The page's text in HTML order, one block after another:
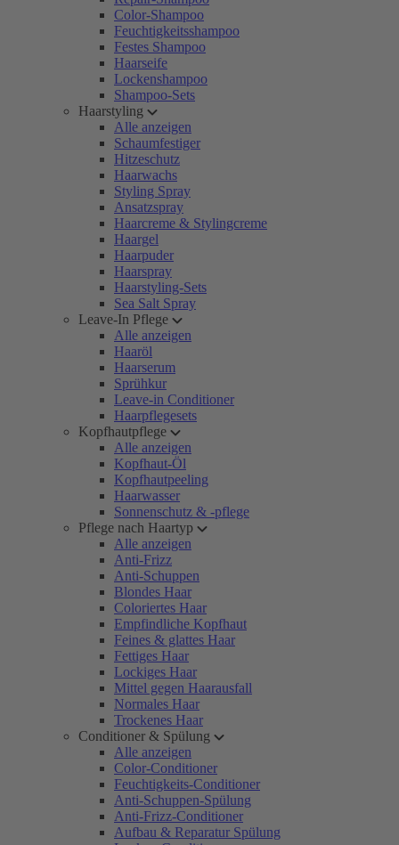
Color-Shampoo
Feuchtigkeitsshampoo
Festes Shampoo
Haarseife
Lockenshampoo
Shampoo-Sets
Haarstyling
Alle anzeigen
Schaumfestiger
Hitzeschutz
Haarwachs
Styling Spray
Ansatzspray
Haarcreme & Stylingcreme
Haargel
Haarpuder
Haarspray
Haarstyling-Sets
Sea Salt Spray
Leave-In Pflege
Alle anzeigen
Haaröl
Haarserum
Sprühkur
Leave-in Conditioner
Haarpflegesets
Kopfhautpflege
Alle anzeigen
Kopfhaut-Öl
Kopfhautpeeling
Haarwasser
Sonnenschutz & -pflege
Pflege nach Haartyp
Alle anzeigen
Anti-Frizz
Anti-Schuppen
Blondes Haar
Coloriertes Haar
Empfindliche Kopfhaut
Feines & glattes Haar
Fettiges Haar
Lockiges Haar
Mittel gegen Haarausfall
Normales Haar
Trockenes Haar
Conditioner & Spülung
Alle anzeigen
Color-Conditioner
Feuchtigkeits-Conditioner
Anti-Schuppen-Spülung
Anti-Frizz-Conditioner
Aufbau & Reparatur Spülung